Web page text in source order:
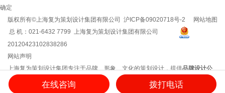
确定
网站地图
版权所有©上海复为策划设计集团有限公司 沪ICP备09020718号-2
总 机：021-6432 7799 上海复为策划设计集团有限公司
20120423102838286
网站声明
上海复为策划设计集团专注于品牌、形象、文化的策划设计，提供品牌设计公
司
企业文化建设 /企业vi设计 企业文化建设方案 品牌策划方案/企业logo设计
在线咨询 拨打电话